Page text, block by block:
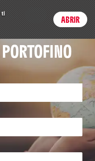
Precios enPeso
ARSCambiar moneda
Login
ti
ABRIR